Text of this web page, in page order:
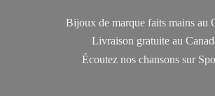
Bijoux de marque faits mains au
Livraison gratuite au
Écoutez nos chansons sur